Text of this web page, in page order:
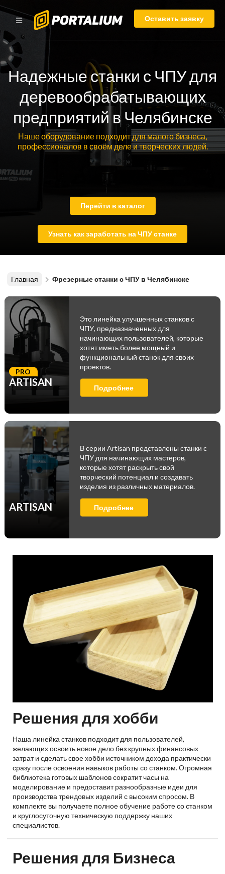
Оставить заявку
Надежные станки с ЧПУ для
деревообрабатывающих
предприятий в Челябинске
Наше оборудование подходит для малого бизнеса,
профессионалов в своём деле и творческих людей.
Перейти в каталог
Узнать как заработать на ЧПУ станке
Главная Фрезерные станки с ЧПУ в Челябинске
ARTISAN
PRO
Это линейка улучшенных станков с
ЧПУ, предназначенных для
начинающих пользователей, которые
хотят иметь более мощный и
функциональный станок для своих
проектов.
Подробнее
ARTISAN
В серии Artisan представлены станки с
ЧПУ для начинающих мастеров,
которые хотят раскрыть свой
творческий потенциал и создавать
изделия из различных материалов.
Подробнее
Решения для хобби
Наша линейка станков подходит для пользователей,
желающих освоить новое дело без крупных финансовых
затрат и сделать свое хобби источником дохода практически
сразу после освоения навыков работы со станком. Огромная
библиотека готовых шаблонов сократит часы на
моделирование и предоставит разнообразные идеи для
производства трендовых изделий с высоким спросом. В
комплекте вы получаете полное обучение работе со станком
и круглосуточную техническую поддержку наших
специалистов.
Решения для Бизнеса